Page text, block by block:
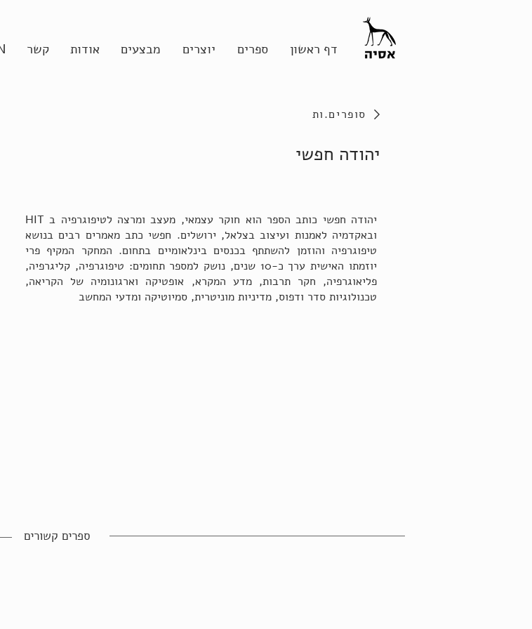
דף ראשון ספרים יוצרים מבצעים אודות קשר
סופרים.ות
יהודה חפשי
יהודה חפשי כותב הספר הוא חוקר עצמאי, מעצב ומרצה לטיפוגרפיה ב HIT
ובאקדמיה לאמנות ועיצוב בצלאל, ירושלים. חפשי כתב מאמרים רבים בנושא
טיפוגרפיה והוזמן להשתתף בכנסים בינלאומיים בתחום. המחקר המקיף פרי
יוזמתו האישית ערך כ-10 שנים, נושק למספר תחומים: טיפוגרפיה, קליגרפיה,
פליאוגרפיה, חקר תרבות, מדע המקרא, אופטיקה וארגונומיה של הקריאה,
טכנולוגיות סדר ודפוס, מדיניות מוניטרית, סמיוטיקה ומדעי המחשב
ספרים קשורים